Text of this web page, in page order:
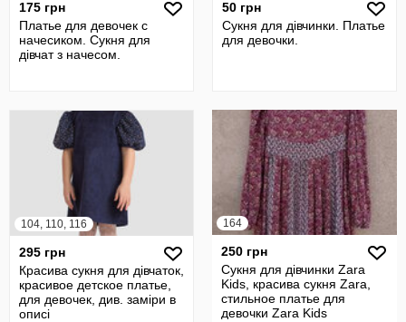
175 грн
Платье для девочек с
начесиком. Сукня для
дівчат з начесом.
50 грн
Сукня для дівчинки. Платье
для девочки.
104, 110, 116
295 грн
Красива сукня для дівчаток,
красивое детское платье,
для девочек, див. заміри в
описі
164
250 грн
Сукня для дівчинки Zara
Kids, красива сукня Zara,
стильное платье для
девочки Zara Kids